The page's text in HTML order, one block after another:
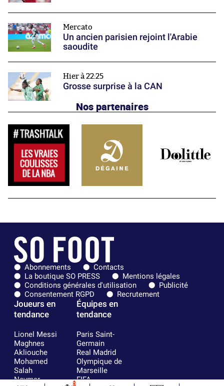
Mercato
Un ancien parisien rejoint l'Arabie
saoudite
Hier à 22:25
Grosse surprise à la CAN
Nos partenaires
Abonnements
Contacts
La boutique SO PRESS
Mentions légales
Conditions générales d'utilisation
Publicité
Consentement RGPD
Recrutement
Joueurs en
tendance
Lionel Messi
Maghnes
Akliouche
Mohamed
Salah
Neymar
Équipes en
tendance
Paris Saint-
Germain
Real Madrid
Olympique de
Marseille
FIFA
0